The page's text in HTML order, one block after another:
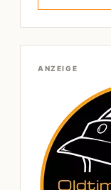
ANZEIGE